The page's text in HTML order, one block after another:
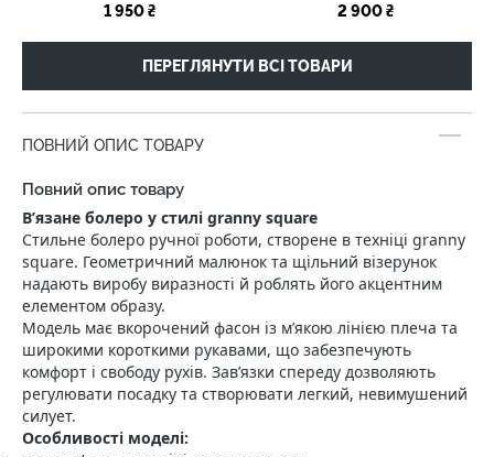
1 950 ₴ 2 900 ₴
ПЕРЕГЛЯНУТИ ВСІ ТОВАРИ
ПОВНИЙ ОПИС ТОВАРУ
Повний опис товару
В’язане болеро у стилі granny square
Стильне болеро ручної роботи, створене в техніці granny
square. Геометричний малюнок та щільний візерунок
надають виробу виразності й роблять його акцентним
елементом образу.
Модель має вкорочений фасон із м’якою лінією плеча та
широкими короткими рукавами, що забезпечують
комфорт і свободу рухів. Зав’язки спереду дозволяють
регулювати посадку та створювати легкий, невимушений
силует.
Особливості моделі: